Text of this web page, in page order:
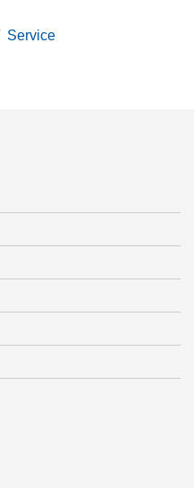
Service